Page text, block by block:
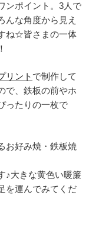
ンポイント。3人で
んな角度から見え
ね☆皆さまの一体
リント で制作して
で、鉄板の前やホ
ったりの一枚で
お好み焼・鉄板焼
♪大きな黄色い暖簾
を運んでみてくだ